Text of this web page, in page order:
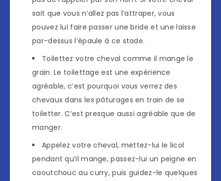
sait que vous n’allez pas l’attraper, vous
pouvez lui faire passer une bride et une laisse
par-dessus l’épaule à ce stade.
Toilettez votre cheval comme il mange le
grain. Le toilettage est une expérience
agréable, c’est pourquoi vous verrez des
chevaux dans les pâturages en train de se
toiletter. C’est presque aussi agréable que de
manger.
Appelez votre cheval, mettez-lui le licol
pendant qu’il mange, passez-lui un peigne en
caoutchouc au curry, puis guidez-le quelques